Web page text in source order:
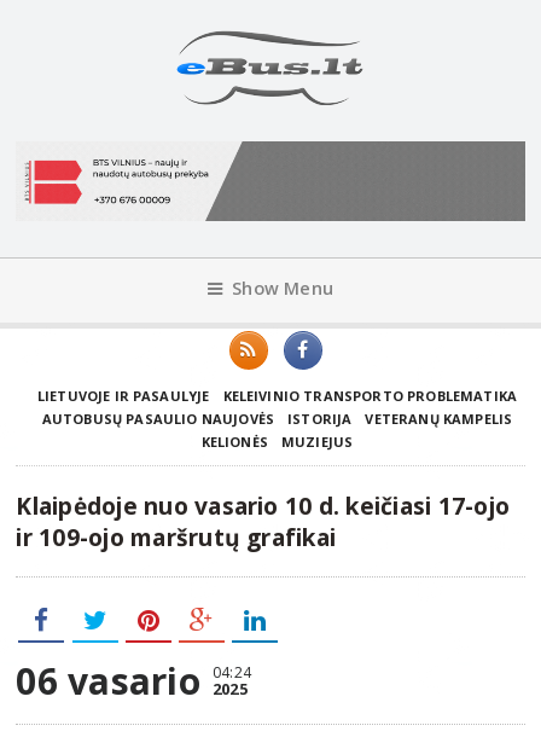
Show Menu
LIETUVOJE IR PASAULYJE
KELEIVINIO TRANSPORTO PROBLEMATIKA
AUTOBUSŲ PASAULIO NAUJOVĖS
ISTORIJA
VETERANŲ KAMPELIS
KELIONĖS
MUZIEJUS
Klaipėdoje nuo vasario 10 d. keičiasi 17-ojo
ir 109-ojo maršrutų grafikai
06 vasario 04:24
2025